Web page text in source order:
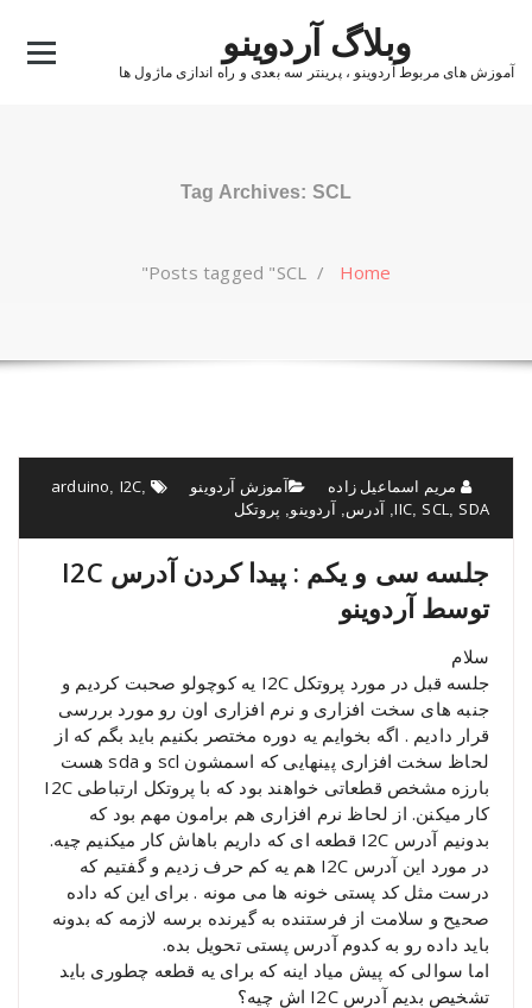
content
وبلاگ آردوینو
آموزش های مربوط آردوینو ، پرینتر سه بعدی و راه اندازی ماژول ها
Tag Archives: SCL
Home
/
Posts tagged "SCL"
مریم اسماعیل زاده آموزش آردوینو arduino, I2C,
IIC, SCL, SDA
, آدرس, آردوینو, پروتکل
جلسه سی و یکم : پیدا کردن آدرس I2C
توسط آردوینو
سلام
جلسه قبل در مورد پروتکل I2C یه کوچولو صحبت کردیم و
جنبه های سخت افزاری و نرم افزاری اون رو مورد بررسی
قرار دادیم . اگه بخوایم یه دوره مختصر بکنیم باید بگم که از
لحاظ سخت افزاری پینهایی که اسمشون scl و sda هست
بارزه مشخص قطعاتی خواهند بود که با پروتکل ارتباطی I2C
کار میکنن. از لحاظ نرم افزاری هم برامون مهم بود که
بدونیم آدرس I2C قطعه ای که داریم باهاش کار میکنیم چیه.
در مورد این آدرس I2C هم یه کم حرف زدیم و گفتیم که
درست مثل کد پستی خونه ها می مونه . برای این که داده
صحیح و سلامت از فرستنده به گیرنده برسه لازمه که بدونه
باید داده رو به کدوم آدرس پستی تحویل بده.
اما سوالی که پیش میاد اینه که برای یه قطعه چطوری باید
تشخیص بدیم آدرس I2C اش چیه؟